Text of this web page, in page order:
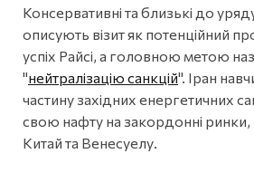
Консервативні та близькі до
описують візит як потенційний
успіх Райсі, а головною метою
"нейтралізацію санкцій". Іран
частину західних енергетичних
свою нафту на закордонні
Китай та Венесуелу.